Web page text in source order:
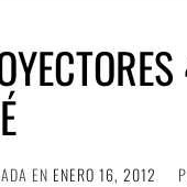
EN ENERO 16, 2012